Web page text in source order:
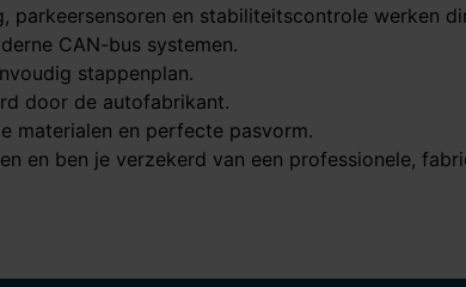
parkeersensoren en stabiliteitscontrole werken
CAN-bus systemen.
stappenplan.
door de autofabrikant.
materialen en perfecte pasvorm.
en ben je verzekerd van een professionele,